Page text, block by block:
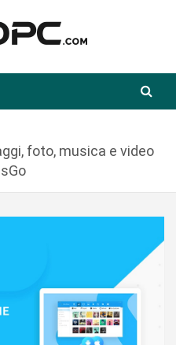
foto, musica e video